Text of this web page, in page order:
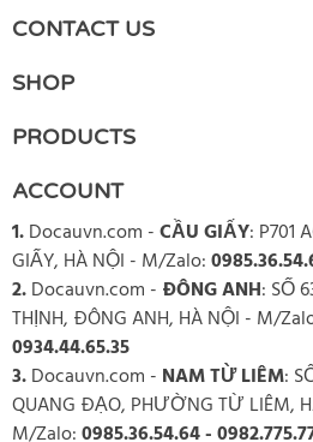
CONTACT US
SHOP
PRODUCTS
ACCOUNT
1.Docauvn.com -CẦU GIẤY: P701
GIẤY, HÀ NỘI - M/Zalo:
2.Docauvn.com - ĐÔNG ANH: SỐ
THỊNH, ĐÔNG ANH, HÀ NỘI - M/
0934.44.65.35
3.Docauvn.com - NAM TỪ LIÊM:
QUANG ĐẠO, PHƯỜNG TỪ LIÊM,
M/Zalo:0985.36.54.64 -